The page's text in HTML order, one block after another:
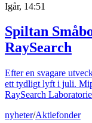
Igår, 14:51
Spiltan
RaySearch
Efter en svagare
ett tydligt lyft i juli.
RaySearch
nyheter/Aktiefonder